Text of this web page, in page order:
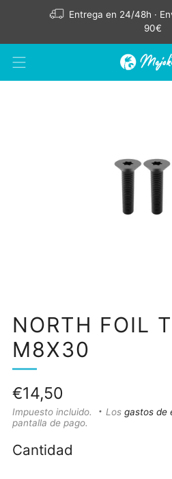
Entrega en 24/48h ·
90€
NORTH FOIL
M8X30
Precio
habitual
€14,50
Impuesto incluido. Los gastos de
pantalla de pago.
Cantidad